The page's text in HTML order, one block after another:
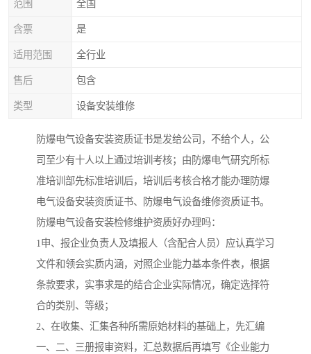
范围 全国
含票 是
适用范围 全行业
售后 包含
类型 设备安装维修
防爆电气设备安装资质证书是发给公司，不给个人，公
司至少有十人以上通过培训考核；由防爆电气研究所标
准培训部先标准培训后，培训后考核合格才能办理防爆
电气设备安装资质证书、防爆电气设备维修资质证书。
防爆电气设备安装检修维护资质好办理吗：
1申、报企业负责人及填报人（含配合人员）应认真学习
文件和领会实质内涵，对照企业能力基本条件表，根据
条款要求，实事求是的结合企业实际情况，确定选择符
合的类别、等级；
2、在收集、汇集各种所需原始材料的基础上，先汇编
一、二、三册报审资料，汇总数据后再填写《企业能力